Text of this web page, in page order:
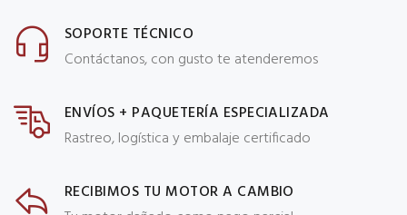
SOPORTE TÉCNICO
Contáctanos, con gusto te atenderemos
ENVÍOS + PAQUETERÍA ESPECIALIZADA
Rastreo, logística y embalaje certificado
RECIBIMOS TU MOTOR A CAMBIO